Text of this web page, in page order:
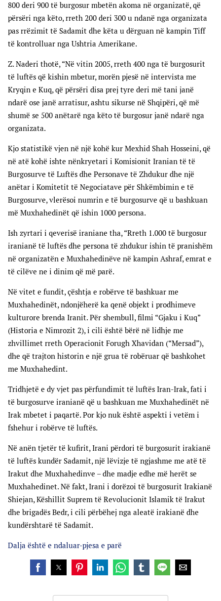
800 deri 900 të burgosur mbetën akoma në organizatë, që
përsëri nga këto, rreth 200 deri 300 u ndanë nga organizata
pas rrëzimit të Sadamit dhe këta u dërguan në kampin Tiff
të kontrolluar nga Ushtria Amerikane.
Z. Naderi thotë, “Në vitin 2005, rreth 400 nga të burgosurit
të luftës që kishin mbetur, morën pjesë në intervista me
Kryqin e Kuq, që përsëri disa prej tyre deri më tani janë
ndarë ose janë arratisur, ashtu sikurse në Shqipëri, që më
shumë se 500 anëtarë nga këto të burgosur janë ndarë nga
organizata.
Kjo statistikë vjen në një kohë kur Mexhid Shah Hosseini, që
në atë kohë ishte nënkryetari i Komisionit Iranian të të
Burgosurve të Luftës dhe Personave të Zhdukur dhe një
anëtar i Komitetit të Negociatave për Shkëmbimin e të
Burgosurve, vlerësoi numrin e të burgosurve që u bashkuan
më Muxhahedinët që ishin 1000 persona.
Ish zyrtari i qeverisë iraniane tha, “Rreth 1.000 të burgosur
iranianë të luftës dhe persona të zhdukur ishin të pranishëm
në organizatën e Muxhahedinëve në kampin Ashraf, emrat e
të cilëve ne i dinim që më parë.
Në vitet e fundit, çështja e robërve të bashkuar me
Muxhahedinët, ndonjëherë ka qenë objekt i prodhimeve
kulturore brenda Iranit. Për shembull, filmi “Gjaku i Kuq”
(Historia e Nimrozit 2), i cili është bërë në lidhje me
zhvillimet rreth Operacionit Forugh Xhavidan (“Mersad”),
dhe që trajton historin e një grua të robëruar që bashkohet
me Muxhahedint.
Tridhjetë e dy vjet pas përfundimit të luftës Iran-Irak, fati i
të burgosurve iranianë që u bashkuan me Muxhahedinët në
Irak mbetet i paqartë. Por kjo nuk është aspekti i vetëm i
fshehur i robërve të luftës.
Në anën tjetër të kufirit, Irani përdori të burgosurit irakianë
të luftës kundër Sadamit, një lëvizje të ngjashme me atë të
Irakut dhe Muxhahedinve – dhe madje edhe më herët se
Muxhahedinet. Në fakt, Irani i dorëzoi të burgosurit Irakianë
Shiejan, Këshillit Suprem të Revolucionit Islamik të Irakut
dhe brigadës Bedr, i cili përbëhej nga aleatë irakianë dhe
kundërshtarë të Sadamit.
Dalja është e ndaluar-pjesa e parë